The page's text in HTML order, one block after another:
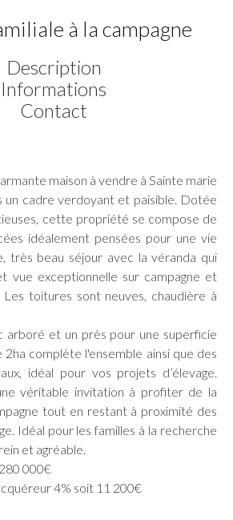
à la campagne
Description
Informations
Contact
maison à vendre à Sainte marie
un cadre verdoyant et paisible. Dotée
cette propriété se compose de
idéalement pensées pour une vie
très beau séjour avec la véranda qui
vue exceptionnelle sur campagne et
toitures sont neuves, chaudière à
arboré et un près pour une superficie
2ha complète l'ensemble ainsi que des
idéal pour vos projets d’élevage.
véritable invitation à profiter de la
tout en restant à proximité des
Idéal pour les familles à la recherche
et agréable.
000€
4% soit 11 200€